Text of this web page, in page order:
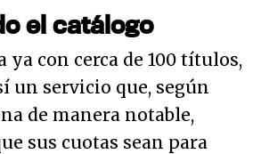
el catálogo
ya con cerca de 100 títulos,
un servicio que, según
de manera notable,
sus cuotas sean para